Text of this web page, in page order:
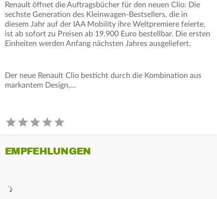
Renault öffnet die Auftragsbücher für den neuen Clio: Die
sechste Generation des Kleinwagen-Bestsellers, die in
diesem Jahr auf der IAA Mobility ihre Weltpremiere feierte,
ist ab sofort zu Preisen ab 19.900 Euro bestellbar. Die ersten
Einheiten werden Anfang nächsten Jahres ausgeliefert.
Der neue Renault Clio besticht durch die Kombination aus
markantem Design,…
EMPFEHLUNGEN